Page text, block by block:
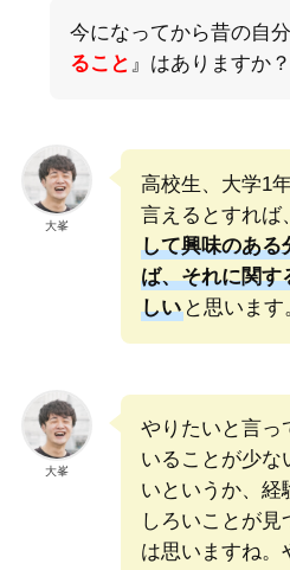
今になってから昔の自
ること 』はありますか？
大峯
高校生、大学1
言えるとすれば
して興味のある
ば、それに関す
しいと思います
大峯
やりたいと言っ
いることが少な
いというか、経
しろいことが見
は思いますね。